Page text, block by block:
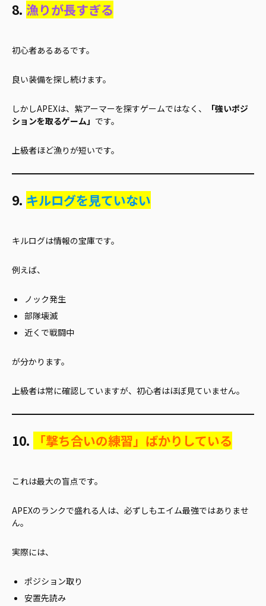
8. 漁りが長すぎる
初心者あるあるです。
良い装備を探し続けます。
しかしAPEXは、紫アーマーを探すゲームではなく、
「強いポジ
ションを取るゲーム」 です。
上級者ほど漁りが短いです。
9. キルログを見ていない
キルログは情報の宝庫です。
例えば、
ノック発生
部隊壊滅
近くで戦闘中
が分かります。
上級者は常に確認していますが、初心者はほぼ見ていません。
10. 「撃ち合いの練習」ばかりしている
これは最大の盲点です。
APEXのランクで盛れる人は、必ずしもエイム最強ではありませ
ん。
実際には、
ポジション取り
安置先読み